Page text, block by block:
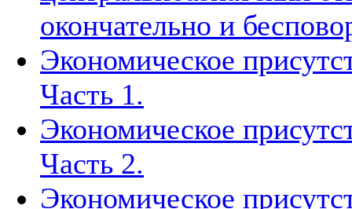
окончательно и
Экономическое
Часть 1.
Экономическое
Часть 2.
Экономическое